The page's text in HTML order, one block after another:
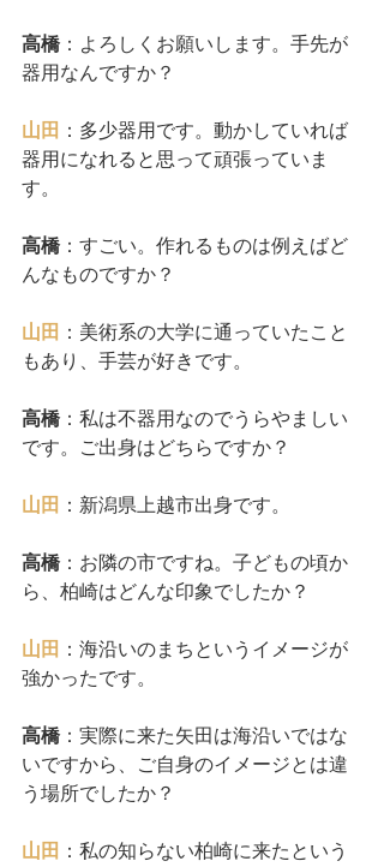
高橋：よろしくお願いします。手先が
器用なんですか？
山田 ：多少器用です。動かしていれば
器用になれると思って頑張っていま
す。
高橋：すごい。作れるものは例えばど
んなものですか？
山田 ：美術系の大学に通っていたこと
もあり、手芸が好きです。
高橋：私は不器用なのでうらやましい
です。ご出身はどちらですか？
山田 ：新潟県上越市出身です。
高橋：お隣の市ですね。子どもの頃か
ら、柏崎はどんな印象でしたか？
山田 ：海沿いのまちというイメージが
強かったです。
高橋：実際に来た矢田は海沿いではな
いですから、ご自身のイメージとは違
う場所でしたか？
山田 ：私の知らない柏崎に来たという